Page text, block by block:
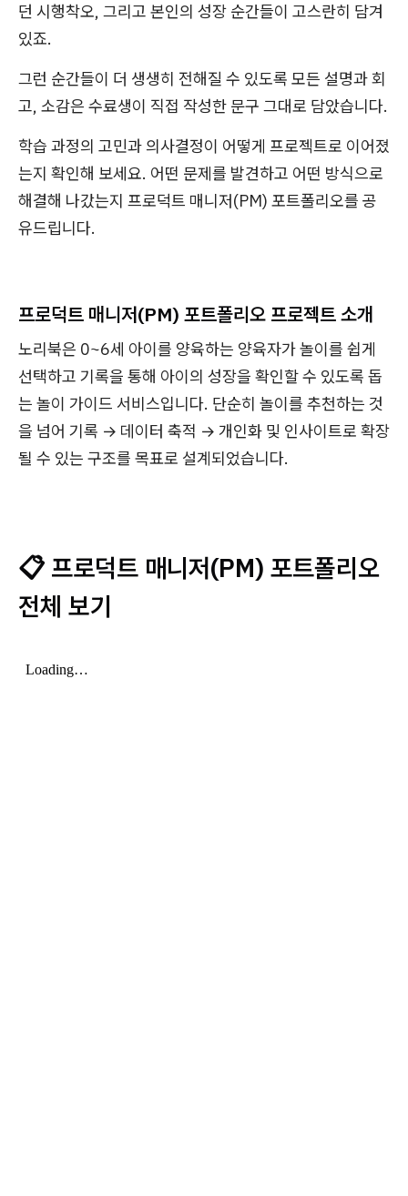
던 시행착오, 그리고 본인의 성장 순간들이 고스란히 담겨
있죠.
그런 순간들이 더 생생히 전해질 수 있도록 모든 설명과 회
고, 소감은 수료생이 직접 작성한 문구 그대로 담았습니다.
학습 과정의 고민과 의사결정이 어떻게 프로젝트로 이어졌
는지 확인해 보세요. 어떤 문제를 발견하고 어떤 방식으로
해결해 나갔는지 프로덕트 매니저(PM) 포트폴리오를 공
유드립니다.
프로덕트 매니저(PM) 포트폴리오 프로젝트 소개
노리북은 0~6세 아이를 양육하는 양육자가 놀이를 쉽게
선택하고 기록을 통해 아이의 성장을 확인할 수 있도록 돕
는 놀이 가이드 서비스입니다. 단순히 놀이를 추천하는 것
을 넘어 기록 → 데이터 축적 → 개인화 및 인사이트로 확장
될 수 있는 구조를 목표로 설계되었습니다.
📋 프로덕트 매니저(PM) 포트폴리오
전체 보기